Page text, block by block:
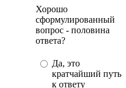
Хорошо
сформулированный
вопрос - половина
ответа?
Да, это
кратчайший путь
к ответу